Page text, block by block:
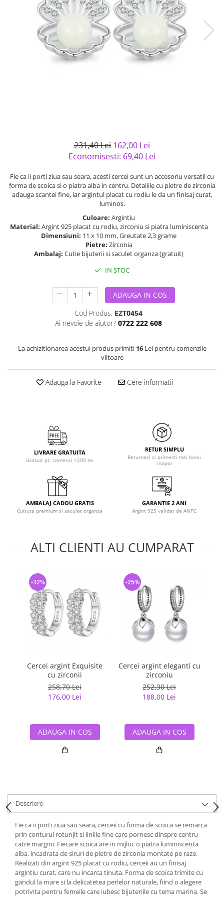
semipretioase
Bijuterii argint placat cu aur
Bijuterii argint cu diverse
Bijuterii de Lux
Bijuterii gotice si rock
Bijuterii Handmade
Bijuterii fantezie
231,40 Lei 162,00 Lei
Economisesti: 69,40 Lei
Fie ca ii porti ziua sau seara, acesti cercei sunt un accesoriu versatil cu
forma de scoica si o piatra alba in centru. Detaliile cu pietre de zirconia
adauga scantei fine, iar argintul placat cu rodiu le da un finisaj curat,
luminos.
Culoare: Argintiu
Material: Argint 925 placat cu rodiu, zirconiu si piatra luminiscenta
Dimensiuni: 11 x 10 mm, Greutate 2,3 grame
Pietre: Zirconia
Ambalaj: Cutie bijuterii si saculet organza (gratuit)
IN STOC
ADAUGA IN COS
Cod Produs: EZT0454
Ai nevoie de ajutor? 0722 222 608
La achizitionarea acestui produs primiti 16Lei pentru comenzile
viitoare
Adauga la Favorite Cere informatii
LIVRARE GRATUITA
Gratuit pt. comenzi >200 lei
RETUR SIMPLU
Returnezi si primesti toti banii
inapoi
AMBALAJ CADOU GRATIS
Cutiuta premium si saculet organza
GARANTIE 2 ANI
Argint 925 validat de ANPC
ALTI CLIENTI AU CUMPARAT
Cercei argint Exquisite
cu zirconii
258,70 Lei
176,00 Lei
-32%
ADAUGA IN COS
Cercei argint eleganti cu
zirconiu
252,30 Lei
188,00 Lei
-25%
ADAUGA IN COS
Descriere
Fie ca ii porti ziua sau seara, cerceii cu forma de scoica se remarca
prin conturul rotunjit si liniile fine care pornesc dinspre centru
catre margini. Fiecare scoica are in mijloc o piatra luminiscenta
alba, incadrata de siruri de pietre de zirconia montate pe raze.
Realizati din argint 925 placat cu rodiu, cerceii au un finisaj
argintiu curat, care nu incarca tinuta. Forma de scoica trimite cu
gandul la mare si la delicatetea perlelor naturale, fiind o alegere
potrivita pentru femeile care iubesc bijuteriile cu tema marina. Se